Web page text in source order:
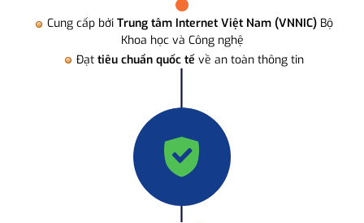
Cung cấp bởi Trung tâm Internet Việt Nam (VNNIC) Bộ
Khoa học và Công nghệ
Đạt tiêu chuẩn quốc tế về an toàn thông tin